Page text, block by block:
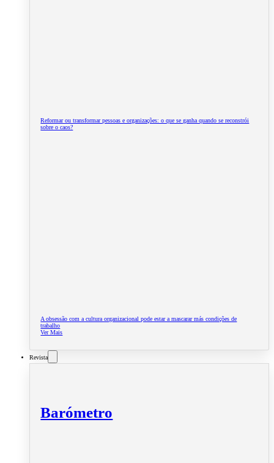
Reformar ou transformar pessoas e organizações: o que se ganha quando se reconstrói
sobre o caos?
A obsessão com a cultura organizacional pode estar a mascarar más condições de
trabalho
Ver Mais
Revista
Barómetro